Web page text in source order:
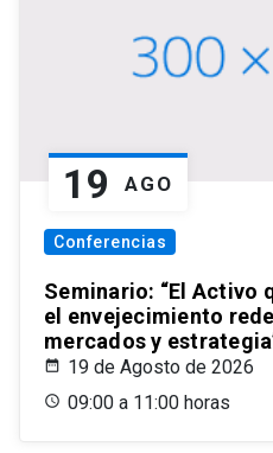
19 AGO
Conferencias
Seminario: “El Activo
el envejecimiento
mercados y
19 de Agosto de 2026
09:00 a 11:00 horas